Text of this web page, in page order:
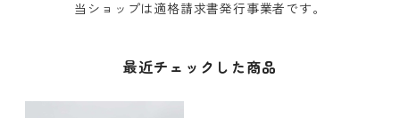
当ショップは適格請求書発行事業者です。
最近チェックした商品